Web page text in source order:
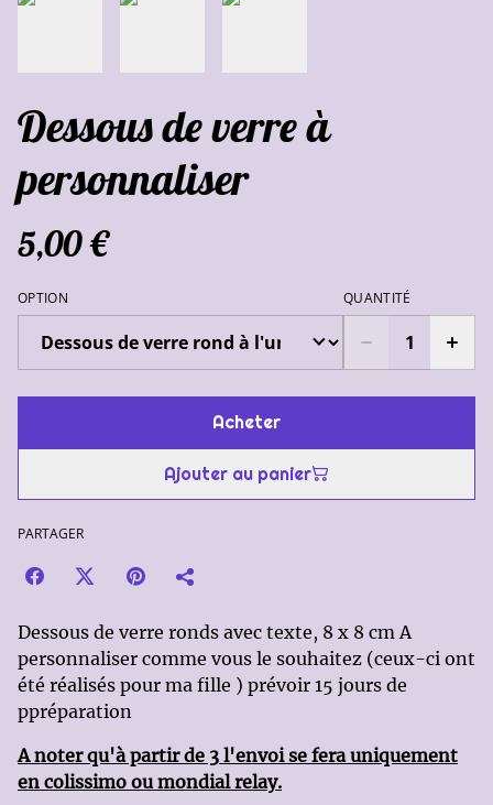
Dessous de verre à
personnaliser
5,00 €
OPTION QUANTITÉ
Acheter
Ajouter au panier
PARTAGER
Dessous de verre ronds avec texte, 8 x 8 cm A
personnaliser comme vous le souhaitez (ceux-ci ont
été réalisés pour ma fille ) prévoir 15 jours de
ppréparation
A noter qu'à partir de 3 l'envoi se fera uniquement
en colissimo ou mondial relay.